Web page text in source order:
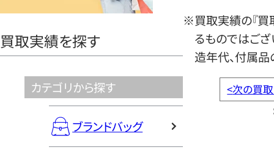
買取実績を探す
カテゴリから探す
ブランドバッグ
※買取実績の『買
るものではござ
造年代、付属品
<次の買